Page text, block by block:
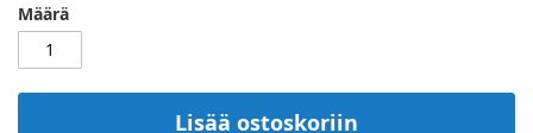
Määrä
Lisää ostoskoriin
gallery